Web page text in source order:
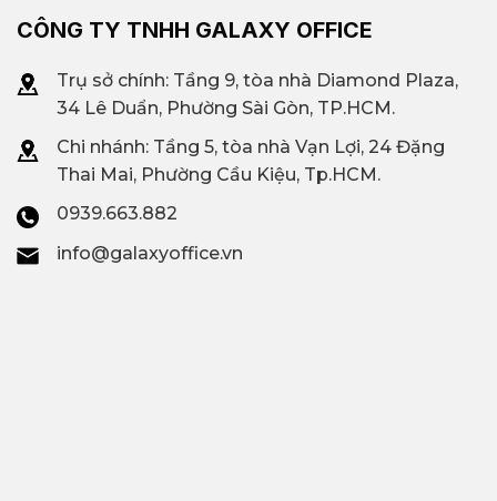
CÔNG TY TNHH GALAXY OFFICE
Trụ sở chính: Tầng 9, tòa nhà Diamond Plaza,
34 Lê Duẩn, Phường Sài Gòn, TP.HCM.
Chi nhánh: Tầng 5, tòa nhà Vạn Lợi, 24 Đặng
Thai Mai, Phường Cầu Kiệu, Tp.HCM.
0939.663.882
info@galaxyoffice.vn